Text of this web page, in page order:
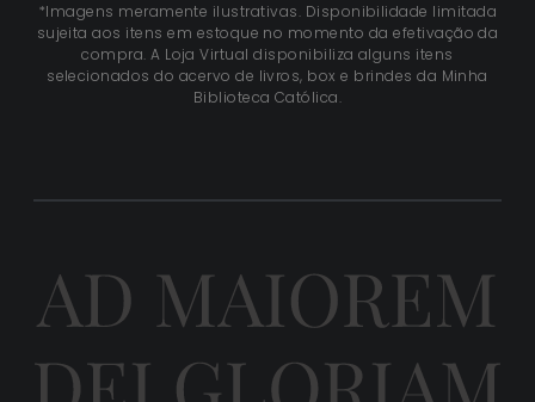
*Imagens meramente ilustrativas. Disponibilidade limitada
sujeita aos itens em estoque no momento da efetivação da
compra. A Loja Virtual disponibiliza alguns itens
selecionados do acervo de livros, box e brindes da Minha
Biblioteca Católica.